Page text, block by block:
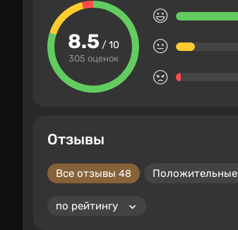
8.5 / 10
305 оценок
Отзывы
Все отзывы 48 Положительные